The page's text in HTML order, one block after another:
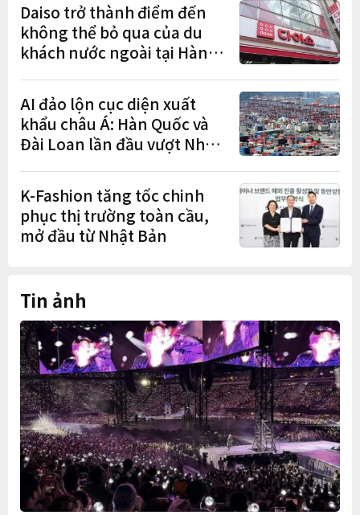
Daiso trở thành điểm đến
không thể bỏ qua của du
khách nước ngoài tại Hàn
AI đảo lộn cục diện xuất
khẩu châu Á: Hàn Quốc và
Đài Loan lần đầu vượt Nhật
K-Fashion tăng tốc chinh
phục thị trường toàn cầu,
mở đầu từ Nhật Bản
Tin ảnh